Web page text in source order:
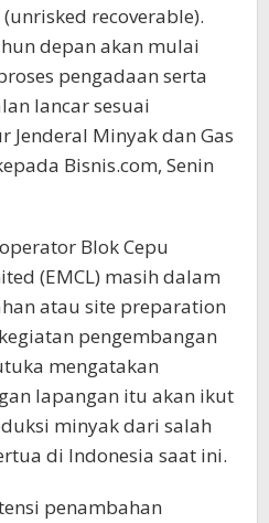
recoverable).
depan akan mulai
pengadaan serta
lancar sesuai
Jenderal Minyak dan Gas
Bisnis.com, Senin
Blok Cepu
(EMCL) masih dalam
atau site preparation
pengembangan
mengatakan
lapangan itu akan ikut
minyak dari salah
di Indonesia saat ini.
penambahan